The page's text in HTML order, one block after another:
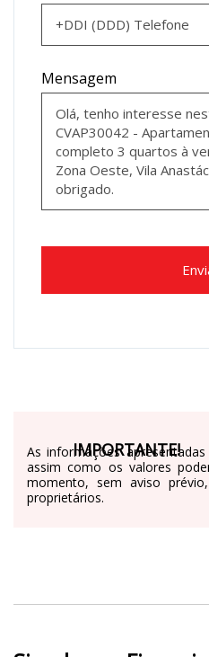
Mensagem
IMPORTANTE!
As informações
assim como os valores
momento, sem aviso
proprietários.